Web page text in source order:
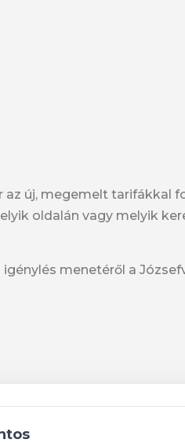
új, megemelt tarifákkal
oldalán vagy melyik
menetéről a